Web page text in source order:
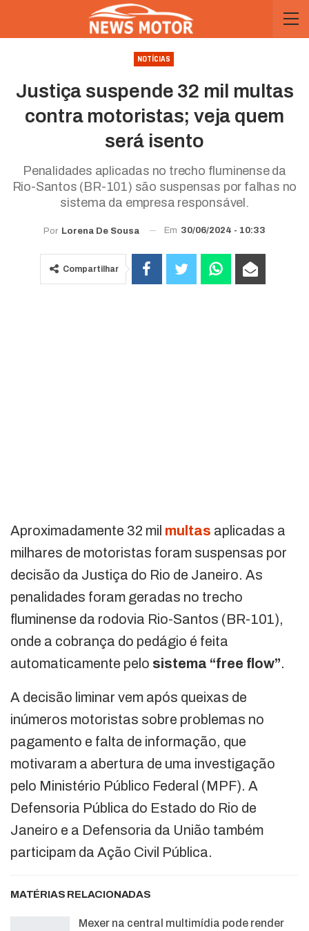
NOTÍCIAS
Justiça suspende 32 mil multas
contra motoristas; veja quem
será isento
Penalidades aplicadas no trecho fluminense da
Rio-Santos (BR-101) são suspensas por falhas no
sistema da empresa responsável.
Por Lorena De Sousa Em 30/06/2024 - 10:33
Compartilhar
Aproximadamente 32 mil multas aplicadas a
milhares de motoristas foram suspensas por
decisão da Justiça do Rio de Janeiro. As
penalidades foram geradas no trecho
fluminense da rodovia Rio-Santos (BR-101),
onde a cobrança do pedágio é feita
automaticamente pelo sistema “free flow”.
A decisão liminar vem após queixas de
inúmeros motoristas sobre problemas no
pagamento e falta de informação, que
motivaram a abertura de uma investigação
pelo Ministério Público Federal (MPF). A
Defensoria Pública do Estado do Rio de
Janeiro e a Defensoria da União também
participam da Ação Civil Pública.
MATÉRIAS RELACIONADAS
Mexer na central multimídia pode render